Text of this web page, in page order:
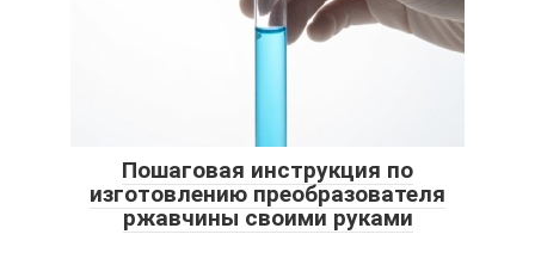
Пошаговая инструкция по
изготовлению преобразователя
ржавчины своими руками